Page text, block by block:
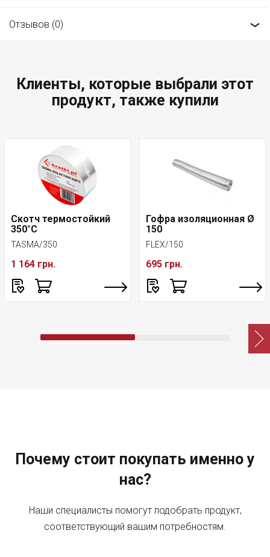
Отзывов (0)
Клиенты, которые выбрали этот
продукт, также купили
Скотч термостойкий
350°C
TASMA/350
1 164 грн.
Гофра изоляционная Ø
150
FLEX/150
695 грн.
Почему стоит покупать именно у
нас?
Наши специалисты помогут подобрать продукт,
соответствующий вашим потребностям.